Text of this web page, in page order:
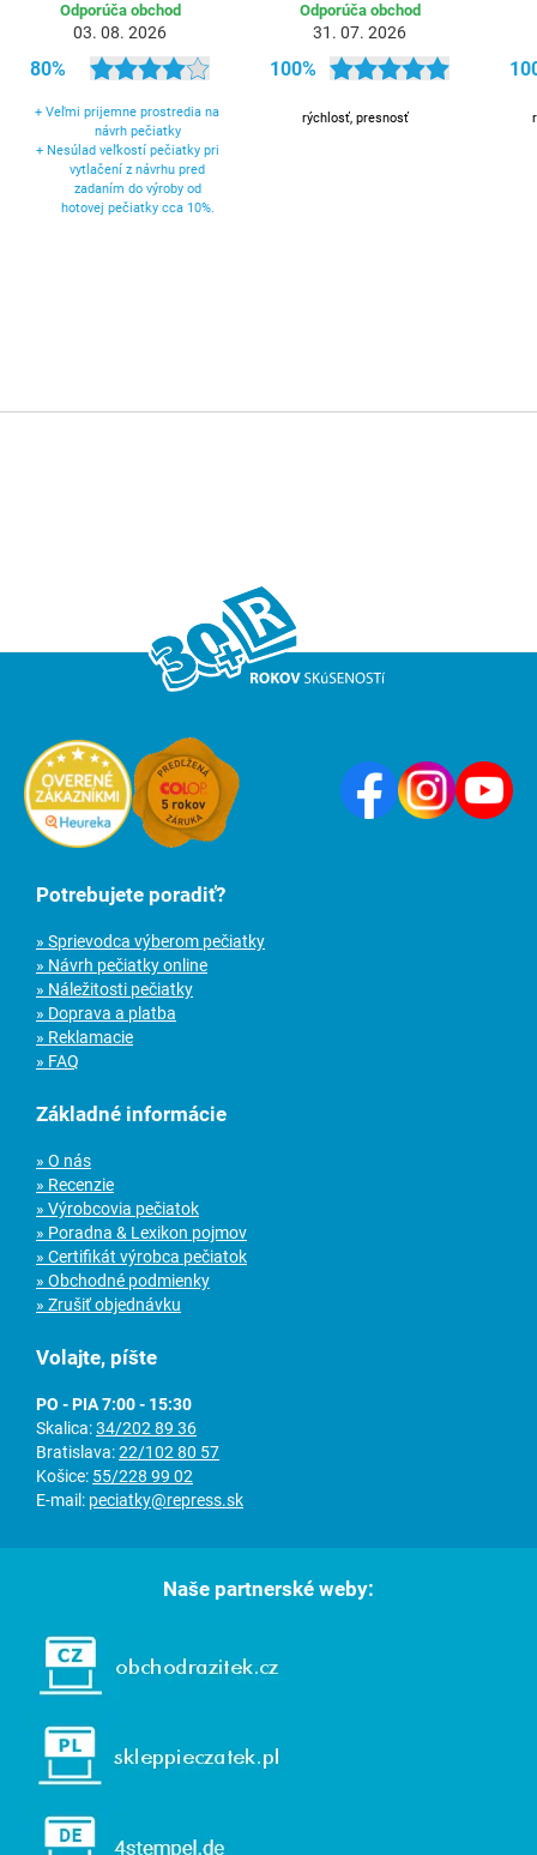
Odporúča obchod
03. 08. 2026
80%
+ Veľmi prijemne prostredia na
návrh pečiatky
+Nesúlad veľkostí pečiatky pri
vytlačení z návrhu pred
zadaním do výroby od
hotovej pečiatky cca 10%.
Odporúča obchod
31. 07. 2026
100%
rýchlosť, presnosť
Potrebujete poradiť?
» Sprievodca výberom pečiatky
» Návrh pečiatky online
» Náležitosti pečiatky
» Doprava a platba
» Reklamacie
» FAQ
Základné informácie
» O nás
» Recenzie
» Výrobcovia pečiatok
» Poradna & Lexikon pojmov
» Certifikát výrobca pečiatok
» Obchodné podmienky
» Zrušiť objednávku
Volajte, píšte
PO - PIA 7:00 - 15:30
Skalica:34/202 89 36
Bratislava:22/102 80 57
Košice: 55/228 99 02
E-mail: peciatky@repress.sk
Naše partnerské weby: